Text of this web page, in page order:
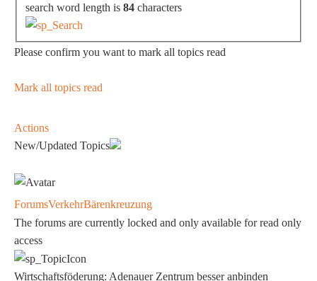
search word length is 84 characters
Please confirm you want to mark all topics read
Mark all topics read
Actions
New/Updated Topics
ForumsVerkehrBärenkreuzung
The forums are currently locked and only available for read only
access
Wirtschaftsföderung: Adenauer Zentrum besser anbinden